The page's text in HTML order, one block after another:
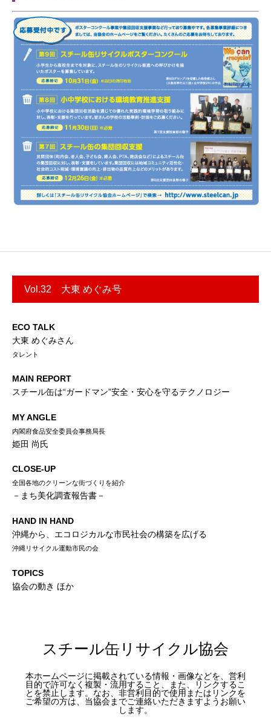
Vol.32 大東 めぐみ号
ECO TALK
大東 めぐみさん
タレント
MAIN REPORT
スチール缶は“ガードマン”安全・安心を守るテクノロジー
MY ANGLE
内閣府食品安全委員会事務局長
姫田 尚氏
CLOSE-UP
全国各地のクリーンな街づくりを紹介
－まち美化調査報告書－
HAND IN HAND
沖縄から、エコロジカルな市民社会の構築を広げる
沖縄リサイクル運動市民の会
TOPICS
協会の動き ほか
スチール缶リサイクル協会
本ホームページに掲載されている情報・画像などを、営利
目的で許可なく複製・流用すること、また、リンクするこ
とを禁止します。なお、非営利目的で使用またはリンクを
ご希望の方は、当協会までご連絡いただきますようお願い
します。